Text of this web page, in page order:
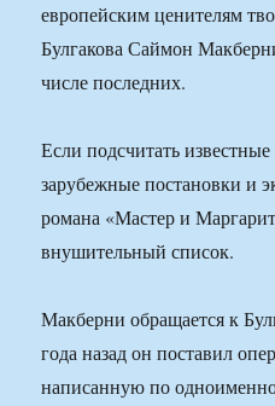
европейским ценителям
Булгакова Саймон
числе последних.
Если подсчитать
зарубежные постановки и
романа «Мастер и
внушительный список.
Макберни обращается к
года назад он поставил
написанную по